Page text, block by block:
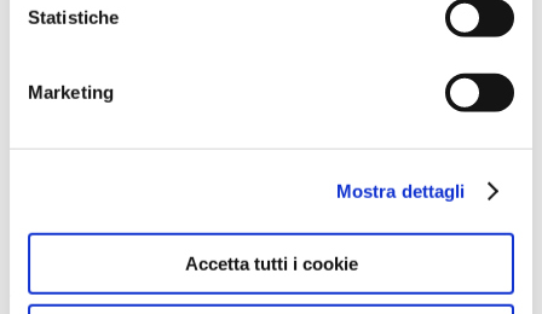
Statistiche
Marketing
Mostra dettagli
Accetta tutti i cookie
Condizioni di utilizzo Acquisto Contactless a bordo autobus
Lavoratore
Punti Vendita
Acquista da smartphone con MOMUP
Prenota in biglietteria